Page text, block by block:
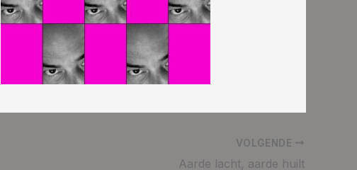
VOLGENDE
Aarde lacht, aarde huilt